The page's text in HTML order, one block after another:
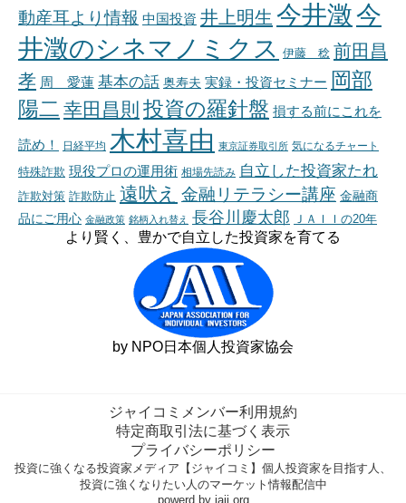
動産耳より情報 中国投資 井上明生 今井澂今
井澂のシネマノミクス 伊藤 稔 前田昌
孝 周 愛蓮 基本の話 奥寿夫 実録・投資セミナー 岡部
陽二 幸田昌則 投資の羅針盤 損する前にこれを
読め！ 日経平均 木村喜由 東京証券取引所 気になるチャート
特殊詐欺 現役プロの運用術 相場先読み 自立した投資家たれ
詐欺対策 詐欺防止 遠吠え 金融リテラシー講座 金融商
品にご用心 金融政策 銘柄入れ替え 長谷川慶太郎 ＪＡＩＩの20年
より賢く、豊かで自立した投資家を育てる
by NPO日本個人投資家協会
ジャイコミメンバー利用規約
特定商取引法に基づく表示
プライバシーポリシー
投資に強くなる投資家メディア【ジャイコミ】個人投資家を目指す人、
投資に強くなりたい人のマーケット情報配信中
powerd by jaii.org